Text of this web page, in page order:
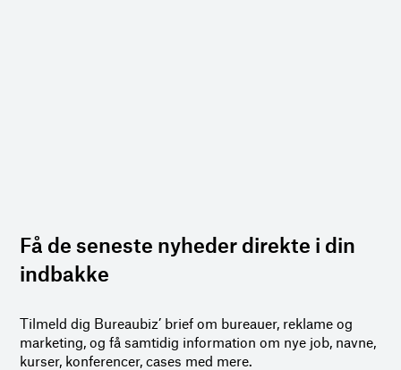
Få de seneste nyheder direkte i din
indbakke
Tilmeld dig Bureaubiz’ brief om bureauer, reklame og
marketing, og få samtidig information om nye job, navne,
kurser, konferencer, cases med mere.